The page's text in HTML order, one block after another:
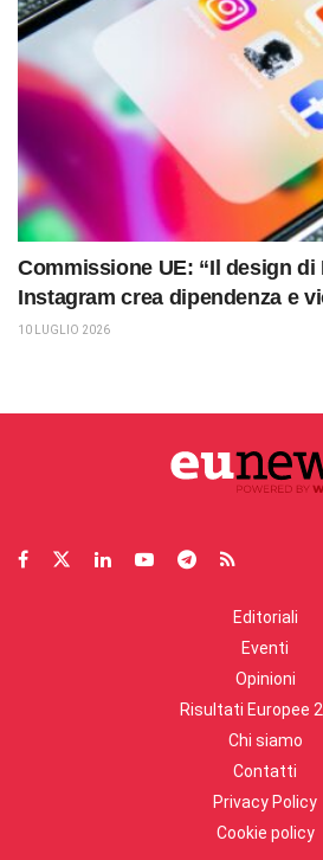
Commissione UE: “Il design di
Instagram crea dipendenza e
10 LUGLIO 2026
Editoriali
Eventi
Opinioni
Risultati Europee
Chi siamo
Contatti
Privacy Policy
Cookie policy